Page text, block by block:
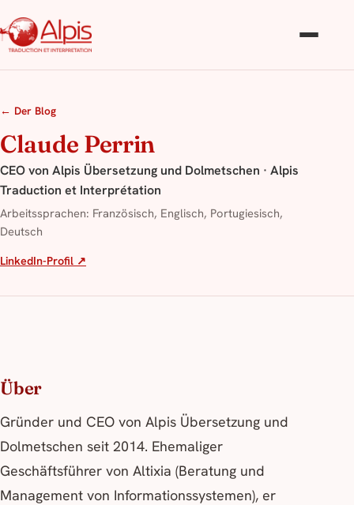
← Der Blog
Claude Perrin
CEO von Alpis Übersetzung und Dolmetschen · Alpis
Traduction et Interprétation
Arbeitssprachen: Französisch, Englisch, Portugiesisch,
Deutsch
LinkedIn-Profil ↗
Über
Gründer und CEO von Alpis Übersetzung und
Dolmetschen seit 2014. Ehemaliger
Geschäftsführer von Altixia (Beratung und
Management von Informationssystemen), er